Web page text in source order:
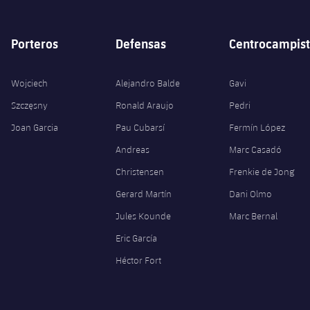
Porteros
Wojciech
Szczęsny
Joan Garcia
Defensas
Alejandro Balde
Ronald Araujo
Pau Cubarsí
Andreas
Christensen
Gerard Martín
Jules Kounde
Eric García
Héctor Fort
Gavi
Pedri
Fermín López
Marc Casadó
Frenkie de Jong
Dani Olmo
Marc Bernal